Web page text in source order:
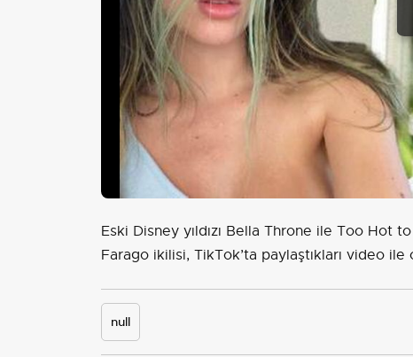
Eski Disney yıldızı Bella Throne ile Too Hot
Farago ikilisi, TikTok’ta paylaştıkları video ile
null